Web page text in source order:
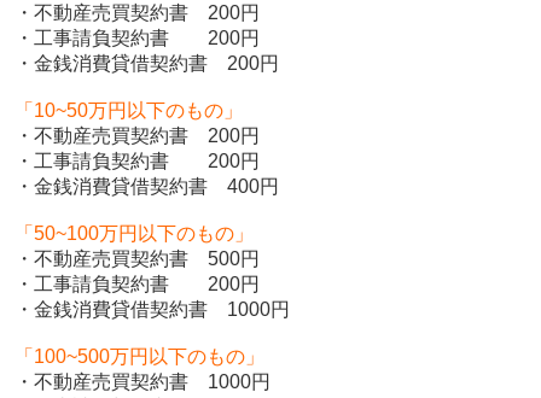
・不動産売買契約書 200円
・工事請負契約書 200円
・金銭消費貸借契約書 200円
「10~50万円以下のもの」
・不動産売買契約書 200円
・工事請負契約書 200円
・金銭消費貸借契約書 400円
「50~100万円以下のもの」
・不動産売買契約書 500円
・工事請負契約書 200円
・金銭消費貸借契約書 1000円
「100~500万円以下のもの」
・不動産売買契約書 1000円